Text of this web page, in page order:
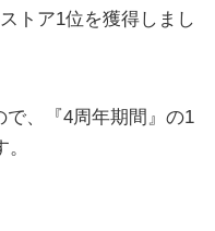
トア1位を獲得しまし
で、『4周年期間』の1